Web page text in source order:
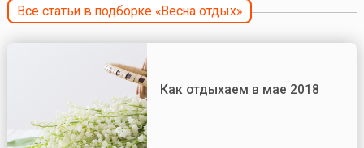
Все статьи в подборке «Весна отдых»
Как отдыхаем в мае 2018